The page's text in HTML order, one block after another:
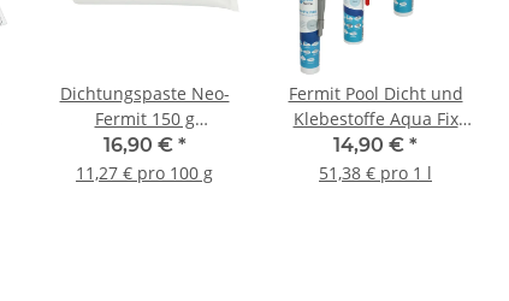
Dichtungspaste Neo-
Fermit 150 g
Gewindedichtung für
Gas Wasserinstallation
16,90 € *
11,27 € pro 100 g
Fermit Pool Dicht und
Klebestoffe Aqua Fix
Pro blau, grau,
tranparent,weiß 290ml
14,90 € *
51,38 € pro 1 l